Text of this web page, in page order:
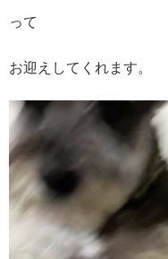
って
お迎えしてくれます。